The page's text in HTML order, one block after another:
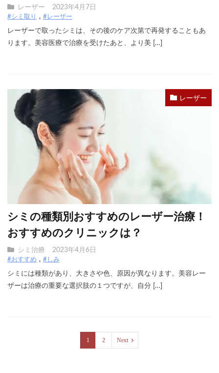
レーザー 2023年4月7日
#シミ取り #レーザー
レーザーで取ったシミは、その後のケア次第で再発することもあ
ります。美容医療で治療を受けたあと、より美 […]
レーザー
シミの種類別おすすめのレーザー治療！
おすすめのクリニックは？
シミ治療 2023年4月6日
#おすすめ #しみ
シミには種類があり、大きさや色、原因が異なります。美容レー
ザーは治療の重要な選択肢の１つですが、自分 […]
1 2 Next